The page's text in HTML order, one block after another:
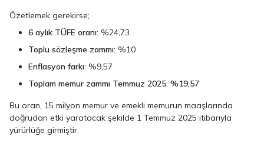
Özetlemek gerekirse;
6 aylık TÜFE oranı: %24,73
Toplu sözleşme zammı: %10
Enflasyon farkı: %9,57
Toplam memur zammı Temmuz 2025: %19,57
Bu oran, 15 milyon memur ve emekli memurun maaşlarında
doğrudan etki yaratacak şekilde 1 Temmuz 2025 itibarıyla
yürürlüğe girmiştir.